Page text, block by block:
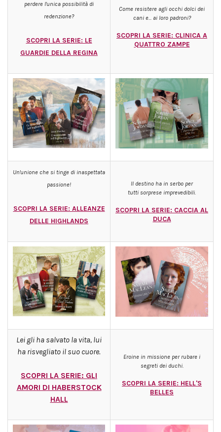
perdere l'unica possibilità di
redenzione?
SCOPRI LA SERIE: LE
GUARDIE DELLA REGINA
Come resistere agli occhi dolci dei
cani e... ai loro padroni?
SCOPRI LA SERIE: CLINICA A
QUATTRO ZAMPE
Un'unione che si tinge di inaspettata
passione!
SCOPRI LA SERIE: ALLEANZE
DELLE HIGHLANDS
Il destino ha in serbo per
tutti sorprese imprevedibili.
SCOPRI LA SERIE: CACCIA AL
DUCA
Lei gli ha salvato la vita, lui
ha risvegliato il suo cuore.
SCOPRI LA SERIE: GLI
AMORI DI HABERSTOCK
HALL
Eroine in missione per rubare i
segreti dei duchi.
SCOPRI LA SERIE: HELL'S
BELLES